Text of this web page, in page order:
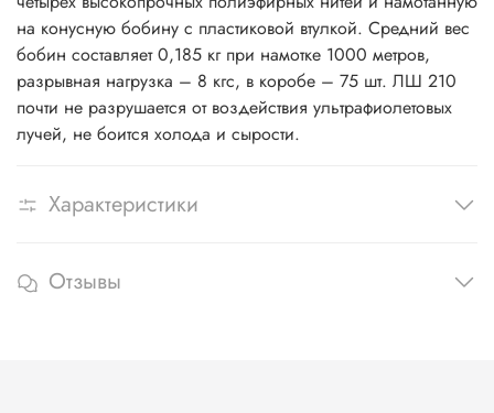
на конусную бобину с пластиковой втулкой. Средний вес
бобин составляет 0,185 кг при намотке 1000 метров,
разрывная нагрузка – 8 кгс, в коробе – 75 шт. ЛШ 210
почти не разрушается от воздействия ультрафиолетовых
лучей, не боится холода и сырости.
Характеристики
Отзывы